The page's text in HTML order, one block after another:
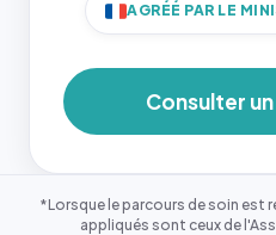
AGRÉÉ PAR LE
Consulter
*Lorsque le parcours de soin est
appliqués sont ceux de